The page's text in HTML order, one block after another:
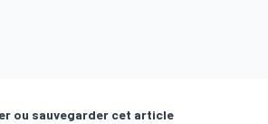
ou sauvegarder cet article